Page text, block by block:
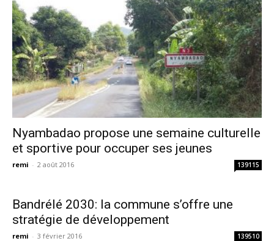
Nyambadao propose une semaine culturelle
et sportive pour occuper ses jeunes
remi - 2 août 2016 139115
Bandrélé 2030: la commune s’offre une
stratégie de développement
remi - 3 février 2016 139510